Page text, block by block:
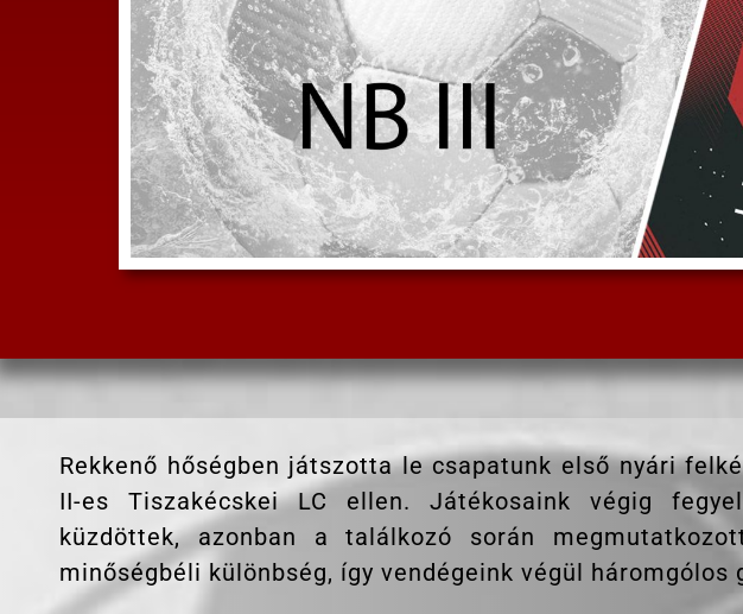
Rekkenő hőségben játszotta le csapatunk első nyári
II-es Tiszakécskei LC ellen. Játékosaink végig
küzdöttek, azonban a találkozó során
minőségbéli különbség, így vendégeink végül